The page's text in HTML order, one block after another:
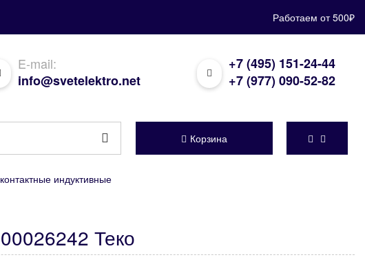
Работаем от 500₽
E-mail:
info@svetelektro.net
+7 (495) 151-24-44
+7 (977) 090-52-82
Корзина
индуктивные
Теко